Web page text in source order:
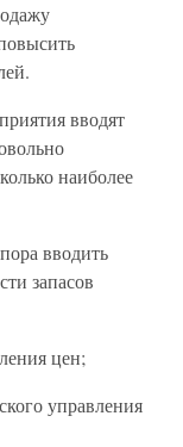
вводят
наиболее
вводить
запасов
цен;
управления